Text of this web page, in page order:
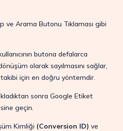
ve Arama Butonu Tıklaması gibi
butona defalarca
olarak sayılmasını sağlar,
için en doğru yöntemdir.
sonra Google Etiket
geçin.
Kimliği (Conversion ID) ve